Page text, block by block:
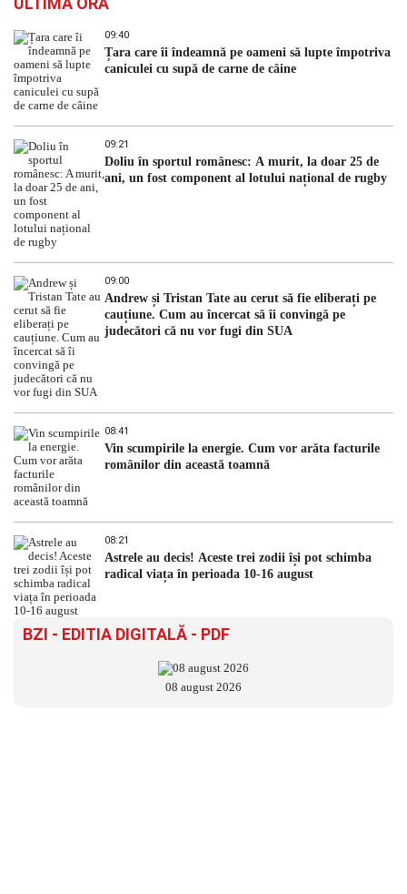
09:40
Țara care îi îndeamnă pe oameni să lupte împotriva
caniculei cu supă de carne de câine
09:21
Doliu în sportul românesc: A murit, la doar 25 de
ani, un fost component al lotului național de rugby
09:00
Andrew și Tristan Tate au cerut să fie eliberați pe
cauțiune. Cum au încercat să îi convingă pe
judecători că nu vor fugi din SUA
08:41
Vin scumpirile la energie. Cum vor arăta facturile
românilor din această toamnă
08:21
Astrele au decis! Aceste trei zodii își pot schimba
radical viața în perioada 10-16 august
BZI - EDITIA DIGITALĂ - PDF
08 august 2026